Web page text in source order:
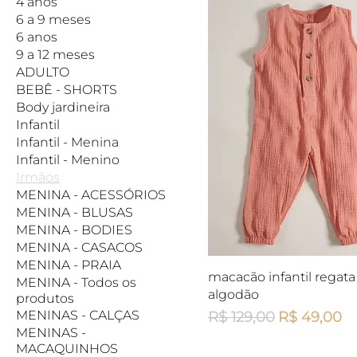
6 a 9 meses
6 anos
9 a 12 meses
ADULTO
BEBÊ - SHORTS
Body jardineira
Infantil
Infantil - Menina
Infantil - Menino
Irmãos
MENINA - ACESSÓRIOS
MENINA - BLUSAS
MENINA - BODIES
MENINA - CASACOS
MENINA - PRAIA
MENINA - Todos os
produtos
MENINAS - CALÇAS
MENINAS -
MACAQUINHOS
Visualização rápida
macacão infantil regata
algodão
Preço normal
R$ 129,00 Preço
R$ 49,00